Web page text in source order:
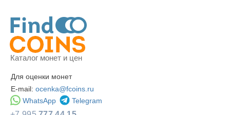
Каталог монет и цен
Для оценки монет
E-mail: ocenka@fcoins.ru
WhatsApp
Telegram